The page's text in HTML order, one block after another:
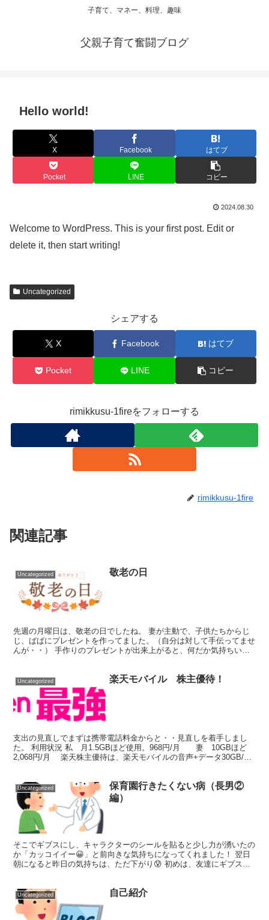
子育て、マネー、料理、趣味
父親子育て奮闘ブログ
Hello world!
X Facebook はてブ
Pocket LINE コピー
2024.08.30
Welcome to WordPress. This is your first post. Edit or
delete it, then start writing!
Uncategorized
シェアする
X Facebook はてブ
Pocket LINE コピー
rimikkusu-1fireをフォローする
rimikkusu-1fire
関連記事
Uncategorized 敬老の日
先週の月曜日は、敬老の日でしたね。 妻が主動で、子供たちからじ
じ、ばばにプレゼントを作ってました。（自分は対して手伝ってませ
んが・・） 手作りのプレゼントが出来上がると、何だか気持ちいも
Uncategorized 楽天モバイル 株主優待！
支出の見直しでまずは携帯電話料金からと・・見直しを着手しまし
た。 利用状況 私 月1.5GBほど使用。968円/月 妻 10GBほど
2,068円/月 楽天株主優待は、楽天モバイルの音声+データ30GB/月
Uncategorized
保育園行きたくない病（長男②
編）
そこでギブスにし、キャラクターのシールを貼ると少し力が湧いたの
か「カッコイイー😀」と前向きな気持ちになってくれました！ 翌日
朝になると昨日の気持ちは、ただ下がり😰 初めは、友達にギブスを
Uncategorized 自己紹介